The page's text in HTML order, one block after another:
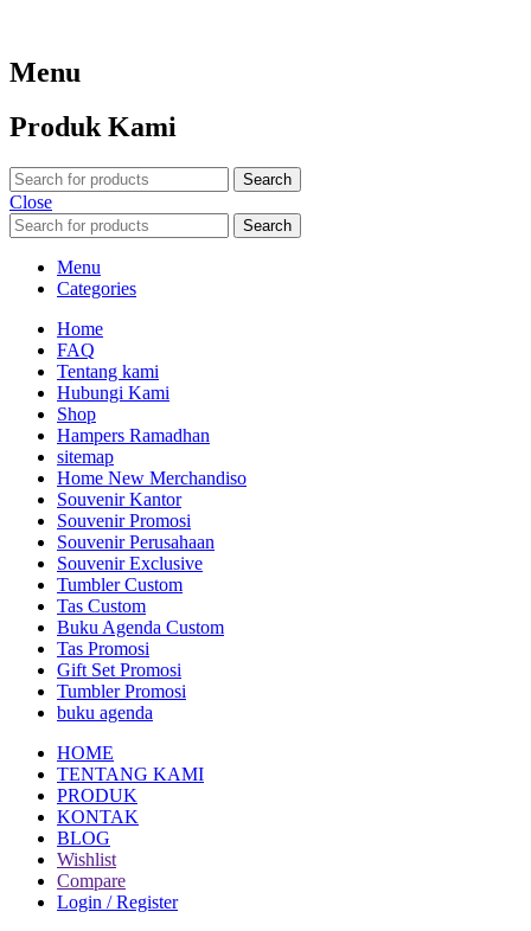
Menu
Produk Kami
Search
Close
Search
Menu
Categories
Home
FAQ
Tentang kami
Hubungi Kami
Shop
Hampers Ramadhan
sitemap
Home New Merchandiso
Souvenir Kantor
Souvenir Promosi
Souvenir Perusahaan
Souvenir Exclusive
Tumbler Custom
Tas Custom
Buku Agenda Custom
Tas Promosi
Gift Set Promosi
Tumbler Promosi
buku agenda
HOME
TENTANG KAMI
PRODUK
KONTAK
BLOG
Wishlist
Compare
Login / Register